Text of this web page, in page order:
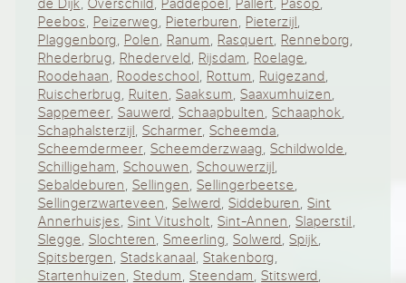
Peebos, Peizerweg, Pieterburen, Pieterzijl,
Plaggenborg, Polen, Ranum, Rasquert, Renneborg,
Rhederbrug, Rhederveld, Rijsdam, Roelage,
Roodehaan, Roodeschool, Rottum, Ruigezand,
Ruischerbrug, Ruiten, Saaksum,Saaxumhuizen,
Sappemeer, Sauwerd, Schaapbulten,Schaaphok,
Schaphalsterzijl, Scharmer,Scheemda,
Scheemdermeer, Scheemderzwaag,Schildwolde,
Schilligeham, Schouwen,Schouwerzijl,
Sebaldeburen, Sellingen,Sellingerbeetse,
Sellingerzwarteveen, Selwerd,Siddeburen,Sint
Annerhuisjes, Sint Vitusholt,Sint-Annen,Slaperstil,
Slegge, Slochteren, Smeerling,Solwerd,Spijk,
Spitsbergen, Stadskanaal,Stakenborg,
Startenhuizen, Stedum, Steendam,Stitswerd,